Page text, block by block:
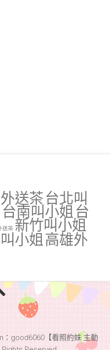
送茶 台北叫
台南叫小姐 台
送茶 新竹叫小姐
小姐 高雄外
：good6060【看照約妹 主動